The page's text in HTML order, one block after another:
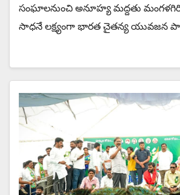
సంఘాలనుంచి అనూహ్య మద్దతు
సాధనే లక్ష్యంగా భారత చైతన్య యువజన